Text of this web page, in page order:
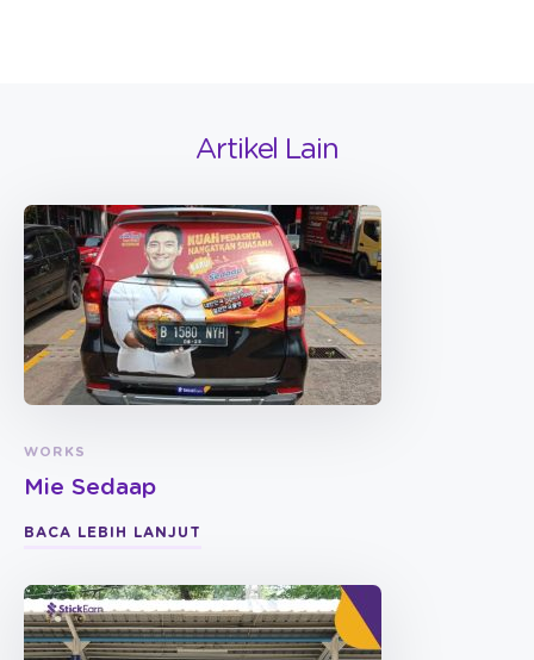
Artikel Lain
WORKS
Mie Sedaap
BACA LEBIH LANJUT